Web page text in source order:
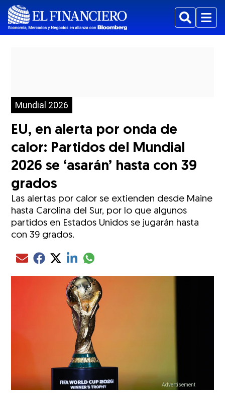
BuscarMenu
Mundial 2026
EU, en alerta por onda de
calor: Partidos del Mundial
2026 se ‘asarán’ hasta con 39
grados
Las alertas por calor se extienden desde Maine
hasta Carolina del Sur, por lo que algunos
partidos en Estados Unidos se jugarán hasta
con 39 grados.
Compartir el artículo actual mediante Email
Compartir el artículo actual mediante Facebook
Compartir el artículo actual mediante Twitter
Compartir el artículo actual mediante LinkedIn
Compartir el artículo actual mediante